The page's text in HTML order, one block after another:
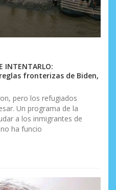
INTENTARLO:
reglas fronterizas de Biden,
pero los refugiados
Un programa de la
a los inmigrantes de
ha funcio